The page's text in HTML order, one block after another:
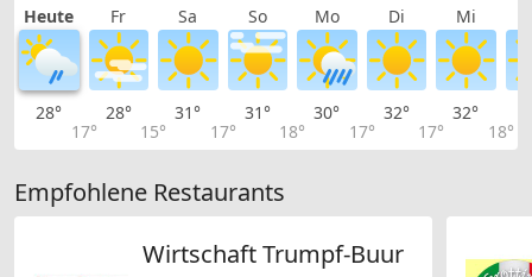
Heute Fr Sa So Mo Di Mi
28°
17°
28°
15°
31°
17°
31°
18°
30°
17°
32°
17°
32°
18°
Empfohlene Restaurants
Wirtschaft Trumpf-Buur